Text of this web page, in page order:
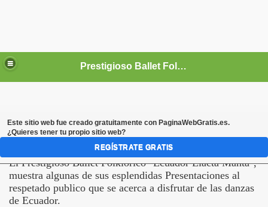
Prestigioso Ballet Folkórico *ECUADOR LLACTA MANTA Y SU NUEVA GENERACIÓN*
El Prestigioso Ballet Folklórico "Ecuador Llacta Manta",
muestra algunas de sus esplendidas Presentaciones al
respetado publico que se acerca a disfrutar de las danzas
de Ecuador.
Este sitio web fue creado gratuitamente con PaginaWebGratis.es.
¿Quieres tener tu propio sitio web?
REGÍSTRATE GRATIS